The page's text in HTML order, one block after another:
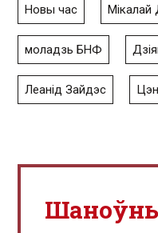
Новы час
моладзь БНФ
Леанід Зайдэс